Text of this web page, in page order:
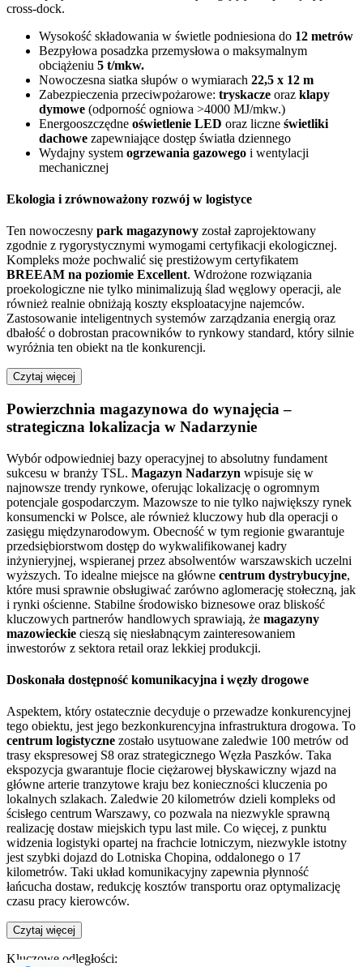
cross-dock.
Wysokość składowania w świetle podniesiona do 12 metrów
Bezpyłowa posadzka przemysłowa o maksymalnym
obciążeniu 5 t/mkw.
Nowoczesna siatka słupów o wymiarach 22,5 x 12 m
Zabezpieczenia przeciwpożarowe: tryskacze oraz klapy
dymowe (odporność ogniowa >4000 MJ/mkw.)
Energooszczędne oświetlenie LED oraz liczne świetliki
dachowe zapewniające dostęp światła dziennego
Wydajny system ogrzewania gazowego i wentylacji
mechanicznej
Ekologia i zrównoważony rozwój w logistyce
Ten nowoczesny park magazynowy został zaprojektowany
zgodnie z rygorystycznymi wymogami certyfikacji ekologicznej.
Kompleks może pochwalić się prestiżowym certyfikatem
BREEAM na poziomie Excellent. Wdrożone rozwiązania
proekologiczne nie tylko minimalizują ślad węglowy operacji, ale
również realnie obniżają koszty eksploatacyjne najemców.
Zastosowanie inteligentnych systemów zarządzania energią oraz
dbałość o dobrostan pracowników to rynkowy standard, który silnie
wyróżnia ten obiekt na tle konkurencji.
Czytaj więcej
Powierzchnia magazynowa do wynajęcia –
strategiczna lokalizacja w Nadarzynie
Wybór odpowiedniej bazy operacyjnej to absolutny fundament
sukcesu w branży TSL. Magazyn Nadarzyn wpisuje się w
najnowsze trendy rynkowe, oferując lokalizację o ogromnym
potencjale gospodarczym. Mazowsze to nie tylko największy rynek
konsumencki w Polsce, ale również kluczowy hub dla operacji o
zasięgu międzynarodowym. Obecność w tym regionie gwarantuje
przedsiębiorstwom dostęp do wykwalifikowanej kadry
inżynieryjnej, wspieranej przez absolwentów warszawskich uczelni
wyższych. To idealne miejsce na główne centrum dystrybucyjne,
które musi sprawnie obsługiwać zarówno aglomerację stołeczną, jak
i rynki ościenne. Stabilne środowisko biznesowe oraz bliskość
kluczowych partnerów handlowych sprawiają, że magazyny
mazowieckie cieszą się niesłabnącym zainteresowaniem
inwestorów z sektora retail oraz lekkiej produkcji.
Doskonała dostępność komunikacyjna i węzły drogowe
Aspektem, który ostatecznie decyduje o przewadze konkurencyjnej
tego obiektu, jest jego bezkonkurencyjna infrastruktura drogowa. To
centrum logistyczne zostało usytuowane zaledwie 100 metrów od
trasy ekspresowej S8 oraz strategicznego Węzła Paszków. Taka
ekspozycja gwarantuje flocie ciężarowej błyskawiczny wjazd na
główne arterie tranzytowe kraju bez konieczności kluczenia po
lokalnych szlakach. Zaledwie 20 kilometrów dzieli kompleks od
ścisłego centrum Warszawy, co pozwala na niezwykle sprawną
realizację dostaw miejskich typu last mile. Co więcej, z punktu
widzenia logistyki opartej na frachcie lotniczym, niezwykle istotny
jest szybki dojazd do Lotniska Chopina, oddalonego o 17
kilometrów. Taki układ komunikacyjny zapewnia płynność
łańcucha dostaw, redukcję kosztów transportu oraz optymalizację
czasu pracy kierowców.
Czytaj więcej
Kluczowe odległości: